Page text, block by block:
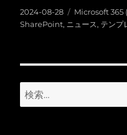
投
稿
2024-08-28
カ
テ
Microsoft 365
SharePoint, ニュース, テンプ
検
索: